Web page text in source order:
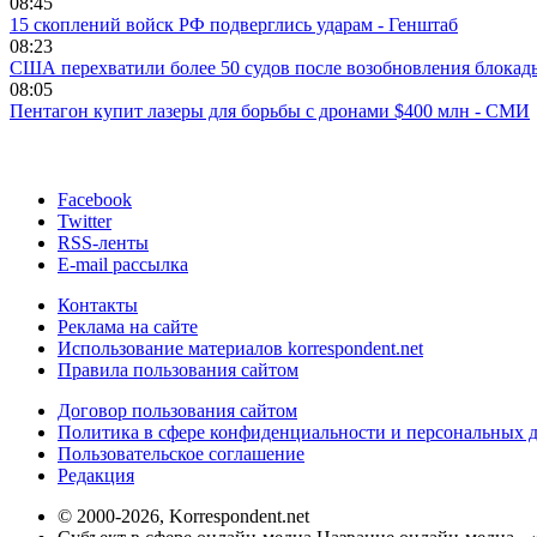
15 скоплений войск РФ подверглись ударам - Генштаб
08:23
США перехватили более 50 судов после возобновления
08:05
Пентагон купит лазеры для борьбы с дронами $400 млн - СМИ
Facebook
Twitter
RSS-ленты
E-mail рассылка
Контакты
Реклама на сайте
Использование материалов korrespondent.net
Правила пользования сайтом
Договор пользования сайтом
Политика в сфере конфиденциальности и персональных
Пользовательское соглашение
Редакция
© 2000-2026, Korrespondent.net